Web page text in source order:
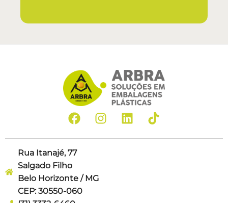
Rua Itanajé, 77
Salgado Filho
Belo Horizonte / MG
CEP: 30550-060